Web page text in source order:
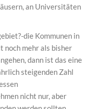
an Universitäten
die Kommunen in
noch mehr als bisher
dann ist das eine
steigenden Zahl
nicht nur, aber